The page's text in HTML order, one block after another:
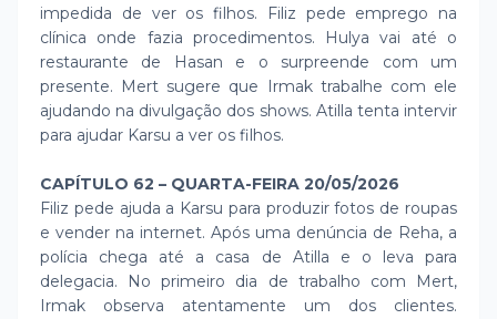
impedida de ver os filhos. Filiz pede emprego na
clínica onde fazia procedimentos. Hulya vai até o
restaurante de Hasan e o surpreende com um
presente. Mert sugere que Irmak trabalhe com ele
ajudando na divulgação dos shows. Atilla tenta intervir
para ajudar Karsu a ver os filhos.
CAPÍTULO 62 – QUARTA-FEIRA 20/05/2026
Filiz pede ajuda a Karsu para produzir fotos de roupas
e vender na internet. Após uma denúncia de Reha, a
polícia chega até a casa de Atilla e o leva para
delegacia. No primeiro dia de trabalho com Mert,
Irmak observa atentamente um dos clientes.